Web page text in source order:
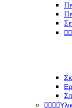

